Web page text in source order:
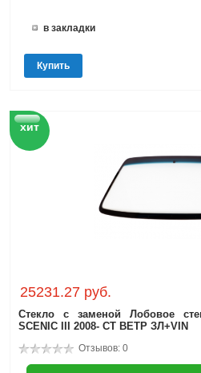
в закладки
Купить
хит
25231.27 руб.
Стекло с заменой Лобовое
SCENIC III 2008- СТ ВЕТР ЗЛ+VIN
Отзывов: 0